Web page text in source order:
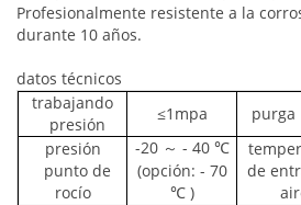
Profesionalmente resistente a la
durante 10 años.
datos técnicos
trabajando
presión
≤1mpa
presión
punto de
rocío
-20～ - 40℃
(opción: - 70
℃)
de